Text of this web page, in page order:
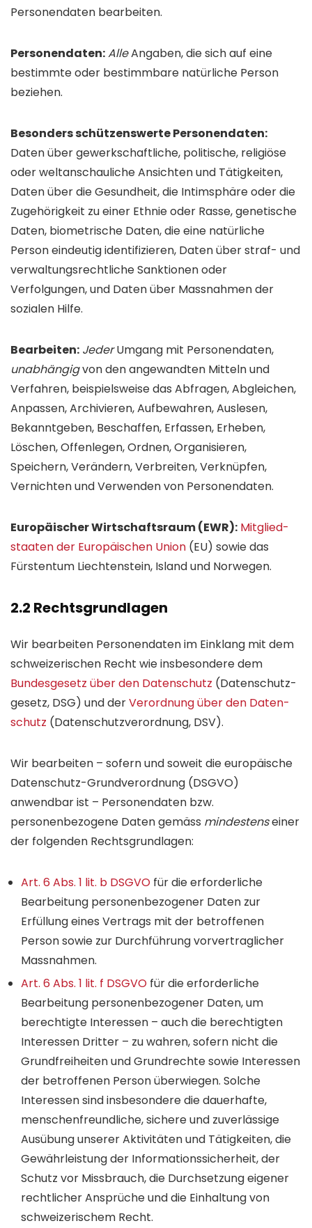
Personen­daten bearbeiten.
Personen­daten:AlleAngaben, die sich auf eine
bestimmte oder bestimmbare natürliche Person
beziehen.
Besonders schützenswerte Personen­daten:
Daten über gewerk­schaftliche, politische, religiöse
oder welt­anschauliche Ansichten und Tätigkeiten,
Daten über die Gesund­heit, die Intim­sphäre oder die
Zugehörigkeit zu einer Ethnie oder Rasse, genetische
Daten, biometrische Daten, die eine natürliche
Person eindeutig identifizieren, Daten über straf- und
verwaltungs­rechtliche Sanktionen oder
Verfolgungen, und Daten über Mass­nahmen der
sozialen Hilfe.
Bearbeiten: JederUmgang mit Personen­daten,
unabhängigvon den angewandten Mitteln und
Verfahren, beispielsweise das Abfragen, Abgleichen,
Anpassen, Archivieren, Aufbewahren, Auslesen,
Bekannt­geben, Beschaffen, Erfassen, Erheben,
Löschen, Offenlegen, Ordnen, Organisieren,
Speichern, Verändern, Verbreiten, Verknüpfen,
Vernichten und Verwenden von Personen­daten.
Europäischer Wirtschafts­raum (EWR): Mitglied­
staaten der Europäischen Union (EU) sowie das
Fürstentum Liechten­stein, Island und Norwegen.
2.2 Rechts­grundlagen
Wir bearbeiten Personen­daten im Einklang mit dem
schweizerischen Recht wie insbesondere dem
Bundes­gesetz über den Daten­schutz (Daten­schutz­
gesetz, DSG) und derVerordnung über den Daten­
schutz (Daten­schutz­verordnung, DSV).
Wir bearbeiten – sofern und soweit die europäische
Daten­schutz-Grund­verordnung (DSGVO)
anwendbar ist – Personen­daten bzw.
personenbezogene Daten gemäss mindestenseiner
der folgenden Rechts­grundlagen:
Art. 6 Abs. 1 lit. b DSGVO für die erforderliche
Bearbeitung personen­bezogener Daten zur
Erfüllung eines Vertrags mit der betroffenen
Person sowie zur Durch­führung vor­vertraglicher
Mass­nahmen.
Art. 6 Abs. 1 lit. f DSGVO für die erforderliche
Bearbeitung personen­bezogener Daten, um
berechtigte Interessen – auch die berechtigten
Interessen Dritter – zu wahren, sofern nicht die
Grund­freiheiten und Grund­rechte sowie Interessen
der betroffenen Person überwiegen. Solche
Interessen sind insbesondere die dauerhafte,
menschen­freundliche, sichere und zuverlässige
Ausübung unserer Aktivitäten und Tätig­keiten, die
Gewähr­leistung der Informations­sicherheit, der
Schutz vor Miss­brauch, die Durch­setzung eigener
recht­licher Ansprüche und die Ein­haltung von
schweizerischem Recht.